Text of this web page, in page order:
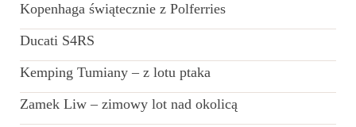
Kopenhaga świątecznie z Polferries
Ducati S4RS
Kemping Tumiany – z lotu ptaka
Zamek Liw – zimowy lot nad okolicą